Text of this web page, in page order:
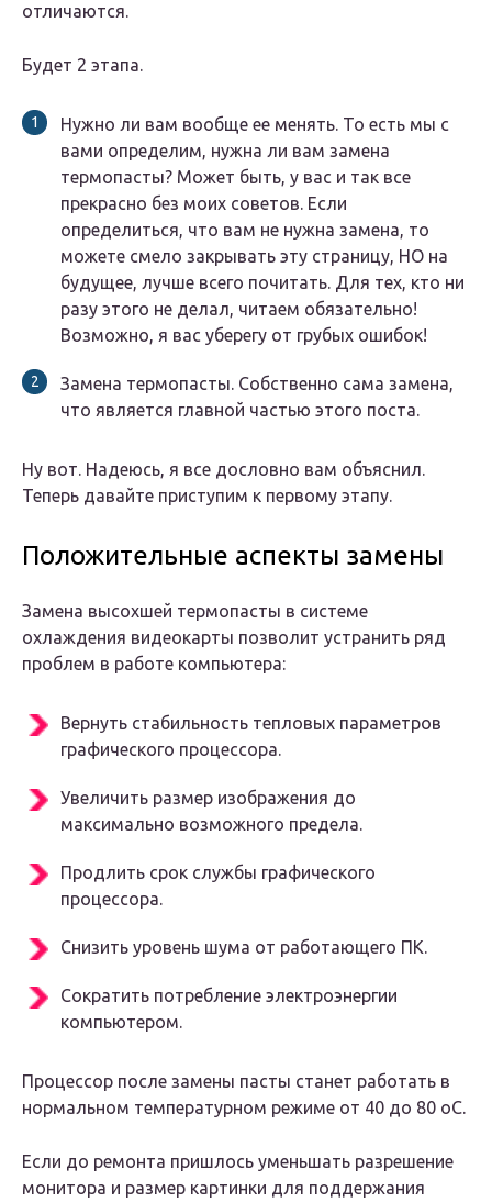
отличаются.
Будет 2 этапа.
Нужно ли вам вообще ее менять. То есть мы с
вами определим, нужна ли вам замена
термопасты? Может быть, у вас и так все
прекрасно без моих советов. Если
определиться, что вам не нужна замена, то
можете смело закрывать эту страницу, НО на
будущее, лучше всего почитать. Для тех, кто ни
разу этого не делал, читаем обязательно!
Возможно, я вас уберегу от грубых ошибок!
Замена термопасты. Собственно сама замена,
что является главной частью этого поста.
Ну вот. Надеюсь, я все дословно вам объяснил.
Теперь давайте приступим к первому этапу.
Положительные аспекты замены
Замена высохшей термопасты в системе
охлаждения видеокарты позволит устранить ряд
проблем в работе компьютера:
Вернуть стабильность тепловых параметров
графического процессора.
Увеличить размер изображения до
максимально возможного предела.
Продлить срок службы графического
процессора.
Снизить уровень шума от работающего ПК.
Сократить потребление электроэнергии
компьютером.
Процессор после замены пасты станет работать в
нормальном температурном режиме от 40 до 80 оС.
Если до ремонта пришлось уменьшать разрешение
монитора и размер картинки для поддержания